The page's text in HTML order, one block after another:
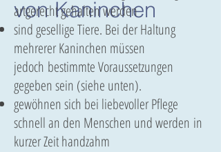
von Kaninchen
artgerecht gehalten werden
sind gesellige Tiere. Bei der Haltung
mehrerer Kaninchen müssen
jedoch bestimmte Voraussetzungen
gegeben sein (siehe unten).
gewöhnen sich bei liebevoller Pflege
schnell an den Menschen und werden in
kurzer Zeit handzahm